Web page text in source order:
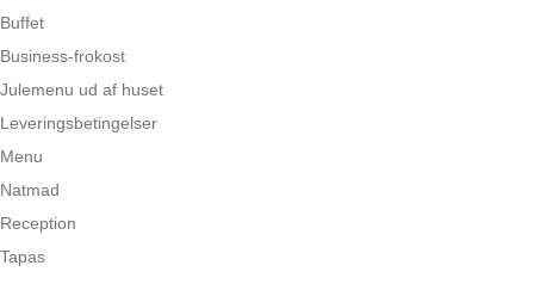
Buffet
Business-frokost
Julemenu ud af huset
Leveringsbetingelser
Menu
Natmad
Reception
Tapas